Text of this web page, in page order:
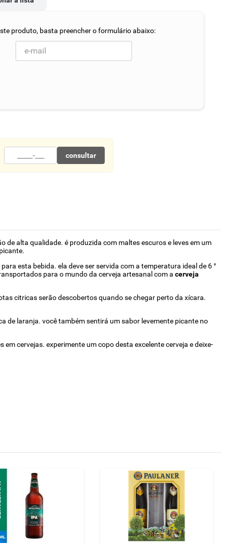
consultar
de alta qualidade. é produzida com maltes escuros e leves em um
esta bebida. ela deve ser servida com a temperatura ideal de 6 °
para o mundo da cerveja artesanal com a cerveja
citricas serão descobertos quando se chegar perto da xícara.
de laranja. você também sentirá um sabor levemente picante no
cervejas. experimente um copo desta excelente cerveja e deixe-